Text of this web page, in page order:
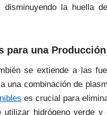
la huella
para una
se extiende a las
combinación de
es crucial para
hidrógeno verde y